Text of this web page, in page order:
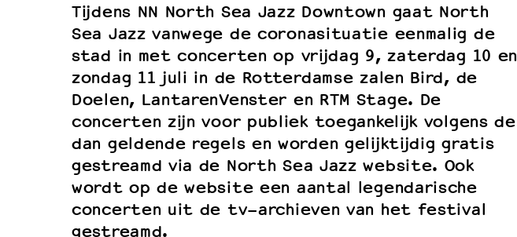
Tijdens NN North Sea Jazz Downtown gaat North
Sea Jazz vanwege de coronasituatie eenmalig de
stad in met concerten op vrijdag 9, zaterdag 10 en
zondag 11 juli in de Rotterdamse zalen Bird, de
Doelen, LantarenVenster en RTM Stage. De
concerten zijn voor publiek toegankelijk volgens de
dan geldende regels en worden gelijktijdig gratis
gestreamd via de North Sea Jazz website. Ook
wordt op de website een aantal legendarische
concerten uit de tv-archieven van het festival
gestreamd.